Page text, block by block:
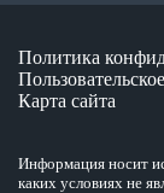
Политика
Карта сайта
Информация носит
каких условиях не